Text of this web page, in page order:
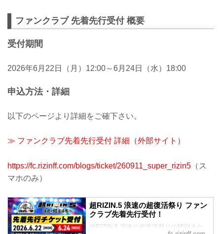
ファンクラブ 先着先行受付 概要
受付期間
2026年6月22日（月）12:00～6月24日（水）18:00
申込方法・詳細
以下のページより詳細をご確下さい。
≫ ファンクラブ先着先行受付 詳細（外部サイト）
https://fc.rizinff.com/blogs/ticket/260911_super_rizin5 （ス
マホのみ）
超RIZIN.5 浪速の超復活祭り ファン
クラブ先着先行受付！
超RIZIN.5 浪速の超復活祭りの観戦チケ